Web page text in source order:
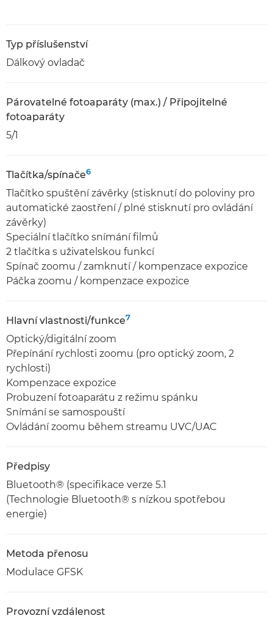
Typ příslušenství
Dálkový ovladač
Párovatelné fotoaparáty (max.) / Připojitelné
fotoaparáty
5/1
Tlačítka/spínače6
Tlačítko spuštění závěrky (stisknutí do poloviny pro
automatické zaostření / plné stisknutí pro ovládání
závěrky)
Speciální tlačítko snímání filmů
2 tlačítka s uživatelskou funkcí
Spínač zoomu / zamknutí / kompenzace expozice
Páčka zoomu / kompenzace expozice
Hlavní vlastnosti/funkce7
Optický/digitální zoom
Přepínání rychlosti zoomu (pro optický zoom, 2
rychlosti)
Kompenzace expozice
Probuzení fotoaparátu z režimu spánku
Snímání se samospouští
Ovládání zoomu během streamu UVC/UAC
Předpisy
Bluetooth® (specifikace verze 5.1
(Technologie Bluetooth® s nízkou spotřebou
energie)
Metoda přenosu
Modulace GFSK
Provozní vzdálenost